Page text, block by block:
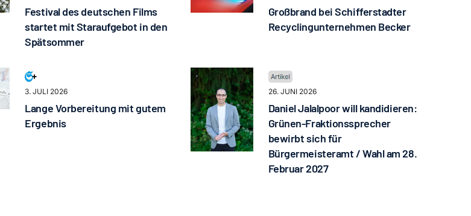
Festival des deutschen Films
startet mit Staraufgebot in den
Spätsommer
Großbrand bei Schifferstadter
Recyclingunternehmen Becker
3. JULI 2026
Lange Vorbereitung mit gutem
Ergebnis
26. JUNI 2026
Daniel Jalalpoor will kandidieren:
Grünen-Fraktionssprecher
bewirbt sich für
Bürgermeisteramt / Wahl am 28.
Februar 2027